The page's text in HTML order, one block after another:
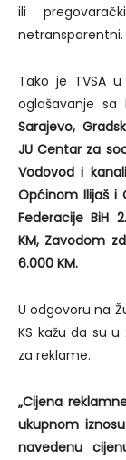
ili
netransparentni.
Tako je TVSA
oglašavanje sa
Sarajevo,
JU Centar za
Vodovod i
Općinom Ilijaš i
Federacije BiH
KM, Zavodom
6.000 KM.
U odgovoru na
KS kažu da su u
za reklame.
„Cijena
ukupnom
navedenu